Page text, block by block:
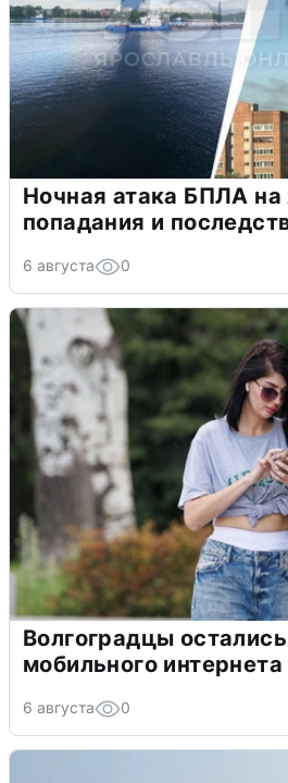
Ночная атака БПЛА на
попадания и
6 августа 0
Волгоградцы
мобильного интернета
6 августа 0